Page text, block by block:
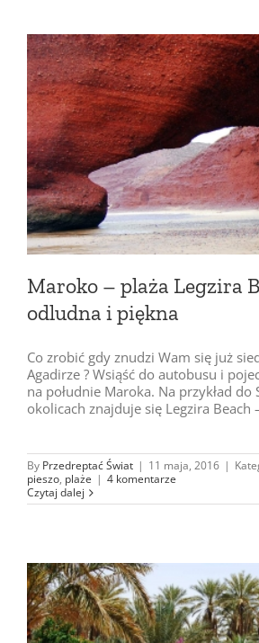
Maroko – plaża Legzira
odludna i piękna
Co zrobić gdy znudzi Wam się już
Agadirze ? Wsiąść do autobusu i
na południe Maroka. Na przykład do
okolicach znajduje się Legzira Beach
By Przedreptać Świat | 11 maja, 2016 |
pieszo, plaże | 4 komentarze
Czytaj dalej